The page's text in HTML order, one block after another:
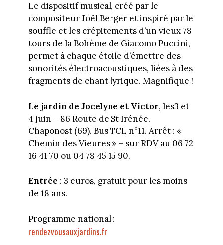
Le dispositif musical, créé par le
compositeur Joël Berger et inspiré par le
souffle et les crépitements d’un vieux 78
tours de la Bohème de Giacomo Puccini,
permet à chaque étoile d’émettre des
sonorités électroacoustiques, liées à des
fragments de chant lyrique. Magnifique !
Le jardin de Jocelyne et Victor, les3 et
4 juin – 86 Route de St Irénée,
Chaponost (69). Bus TCL n°11. Arrêt : «
Chemin des Vieures » – sur RDV au 06 72
16 41 70 ou 04 78 45 15 90.
Entrée : 3 euros, gratuit pour les moins
de 18 ans.
Programme national :
rendezvousauxjardins.fr